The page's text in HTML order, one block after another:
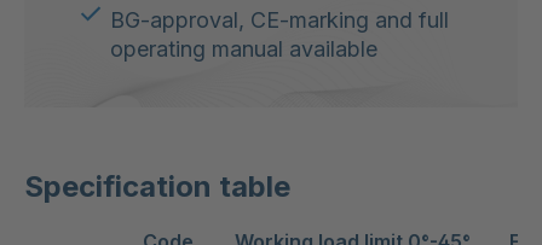
BG-approval, CE-marking and full
operating manual available
Specification table